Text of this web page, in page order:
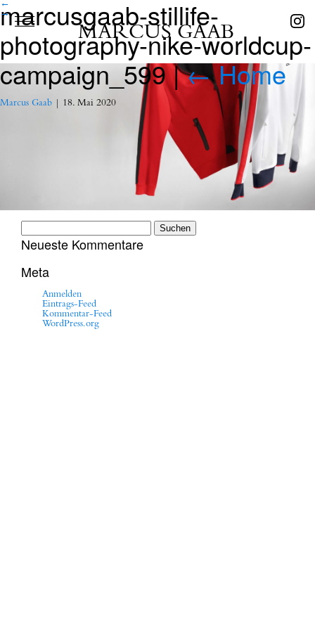
MARCUS GAAB
marcusgaab-stillife-
photography-nike-worldcup-
campaign_599|←Home
Marcus Gaab 18. Mai 2020
←
→
Suchen
nach:
Neueste Kommentare
Meta
Anmelden
Eintrags-Feed
Kommentar-Feed
WordPress.org